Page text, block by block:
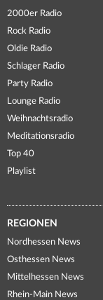
2000er Radio
Rock Radio
Oldie Radio
Schlager Radio
Party Radio
Lounge Radio
Weihnachtsradio
Meditationsradio
Top 40
Playlist
REGIONEN
Nordhessen News
Osthessen News
Mittelhessen News
Rhein-Main News